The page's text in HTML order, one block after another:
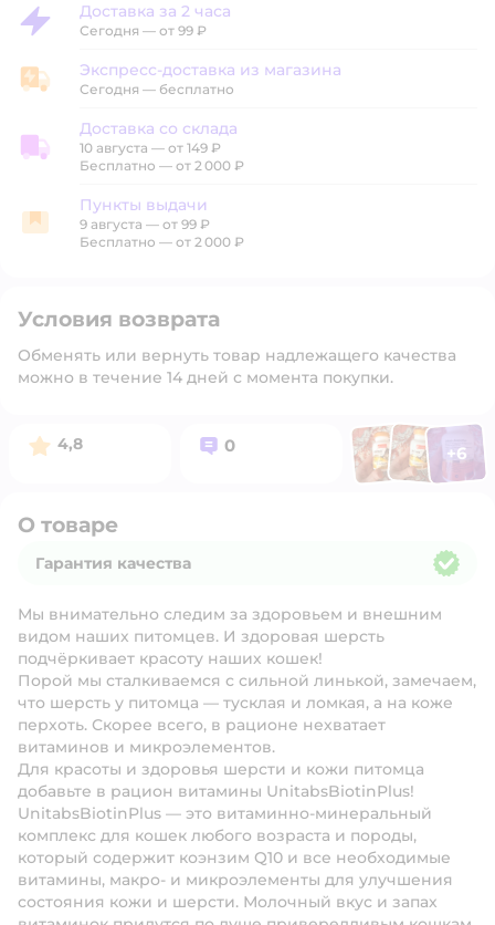
Доставка за 2 часа
Доставка за 2 часа
Сегодня — от 99 ₽
Экспресс-доставка из магазина
Экспресс-доставка из магазина
Сегодня — бесплатно
Доставка со склада
Доставка со склада
10 августа — от 149 ₽
Бесплатно — от 2 000 ₽
Пункты выдачи
Пункты выдачи
9 августа — от 99 ₽
Бесплатно — от 2 000 ₽
Условия возврата
Обменять или вернуть товар надлежащего качества
можно в течение 14 дней с момента покупки.
Рейтинг:
4,8 Вопросов:
0 ФотоФотоФото
+6
Открыть
О товаре
Гарантия качества
Мы внимательно следим за здоровьем и внешним
видом наших питомцев. И здоровая шерсть
подчёркивает красоту наших кошек!
Порой мы сталкиваемся с сильной линькой, замечаем,
что шерсть у питомца — тусклая и ломкая, а на коже
перхоть. Скорее всего, в рационе нехватает
витаминов и микроэлементов.
Для красоты и здоровья шерсти и кожи питомца
добавьте в рацион витамины UnitabsBiotinPlus!
UnitabsBiotinPlus — это витаминно-минеральный
комплекс для кошек любого возраста и породы,
который содержит коэнзим Q10 и все необходимые
витамины, макро- и микроэлементы для улучшения
состояния кожи и шерсти. Молочный вкус и запах